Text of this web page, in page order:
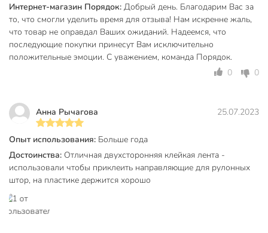
Интернет-магазин Порядок: Добрый день. Благодарим Вас за
то, что смогли уделить время для отзыва! Нам искренне жаль,
что товар не оправдал Ваших ожиданий. Надеемся, что
последующие покупки принесут Вам исключительно
положительные эмоции. С уважением, команда Порядок.
0
0
Анна Рычагова 25.07.2023
Опыт использования: Больше года
Достоинства: Отличная двухсторонняя клейкая лента -
использовали чтобы приклеить направляющие для рулонных
штор, на пластике держится хорошо